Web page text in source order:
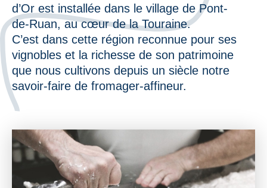
d’Or est installée dans le village de Pont-
de-Ruan, au cœur de la Touraine.
C’est dans cette région reconnue pour ses
vignobles et la richesse de son patrimoine
que nous cultivons depuis un siècle notre
savoir-faire de fromager-affineur.